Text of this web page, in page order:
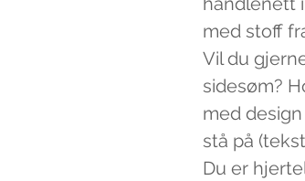
med stoff
Vil du
sidesøm?
med
stå på
Du er